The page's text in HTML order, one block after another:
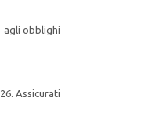
agli obblighi
Assicurati